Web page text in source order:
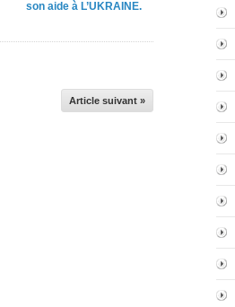
son aide à L’UKRAINE.
Article suivant »